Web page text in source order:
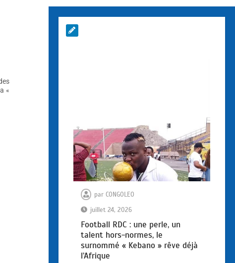
«
par CONGOLEO
juillet 24, 2026
Football RDC : une perle, un
talent hors-normes, le
surnommé « Kebano » rêve déjà
l’Afrique